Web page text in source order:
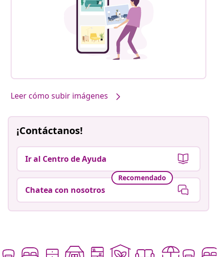
Leer cómo subir imágenes
¡Contáctanos!
Ir al Centro de Ayuda
Recomendado
Chatea con nosotros